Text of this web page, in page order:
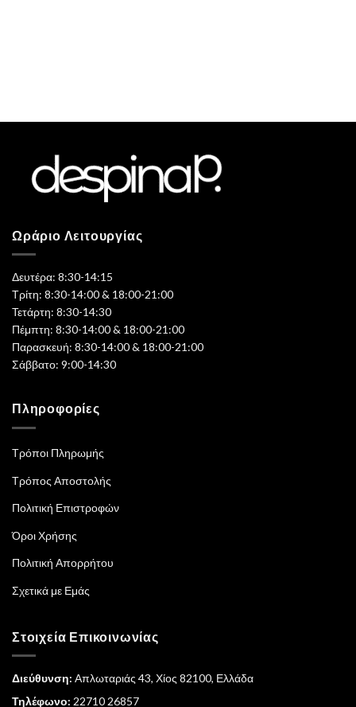
Ωράριο Λειτουργίας
Δευτέρα: 8:30-14:15
Τρίτη: 8:30-14:00 & 18:00-21:00
Τετάρτη: 8:30-14:30
Πέμπτη: 8:30-14:00 & 18:00-21:00
Παρασκευή: 8:30-14:00 & 18:00-21:00
Σάββατο: 9:00-14:30
Πληροφορίες
Τρόποι Πληρωμής
Τρόπος Αποστολής
Πολιτική Επιστροφών
Όροι Χρήσης
Πολιτική Απορρήτου
Σχετικά με Εμάς
Στοιχεία Επικοινωνίας
Διεύθυνση: Απλωταριάς 43, Χίος 82100, Ελλάδα
Τηλέφωνο: 22710 26857